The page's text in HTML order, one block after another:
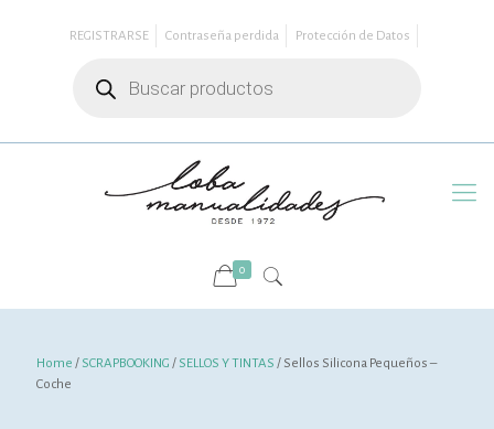
REGISTRARSE Contraseña perdida
Protección de Datos
productos
0
Home / SCRAPBOOKING / SELLOS Y TINTAS / Sellos Silicona Pequeños –
Coche